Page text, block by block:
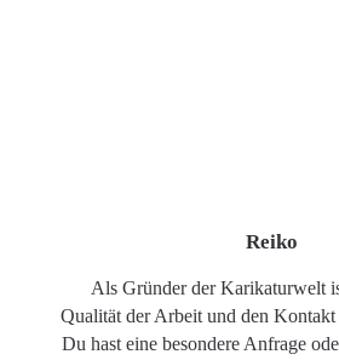
Reiko
Als Gründer der Karikaturwelt
Qualität der Arbeit und den Kontakt
Du hast eine besondere Anfrage